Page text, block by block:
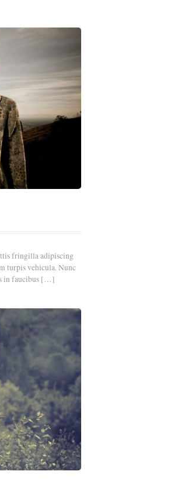
fringilla adipiscing
turpis vehicula. Nunc
in faucibus […]